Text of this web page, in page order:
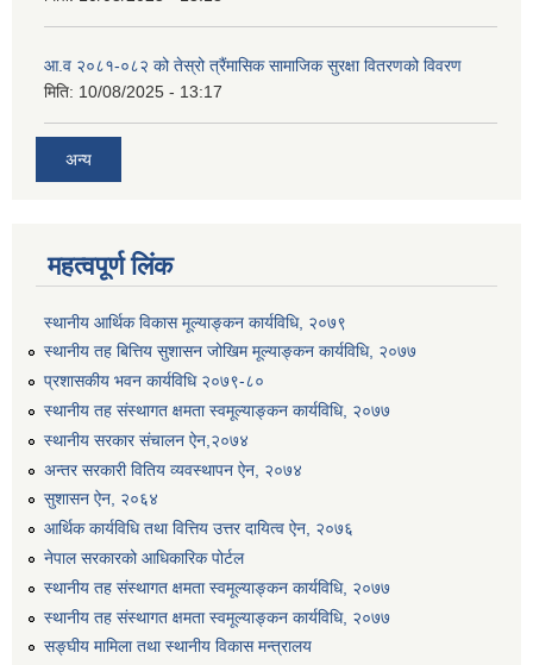
आ.व २०८१-०८२ को तेस्रो त्रैंमासिक सामाजिक सुरक्षा वितरणको विवरण
मिति: 10/08/2025 - 13:17
अन्य
महत्वपूर्ण लिंक
स्थानीय आर्थिक विकास मूल्याङ्कन कार्यविधि, २०७९
स्थानीय तह बित्तिय सुशासन जोखिम मूल्याङ्कन कार्यविधि, २०७७
प्रशासकीय भवन कार्यविधि २०७९-८०
स्थानीय तह संस्थागत क्षमता स्वमूल्याङ्कन कार्यविधि, २०७७
स्थानीय सरकार संचालन ऐन,२०७४
अन्तर सरकारी वितिय व्यवस्थापन ऐन, २०७४
सुशासन ऐन, २०६४
आर्थिक कार्यविधि तथा वित्तिय उत्तर दायित्व ऐन, २०७६
नेपाल सरकारको आधिकारिक पोर्टल
स्थानीय तह संस्थागत क्षमता स्वमूल्याङ्कन कार्यविधि, २०७७
स्थानीय तह संस्थागत क्षमता स्वमूल्याङ्कन कार्यविधि, २०७७
सङ्घीय मामिला तथा स्थानीय विकास मन्त्रालय